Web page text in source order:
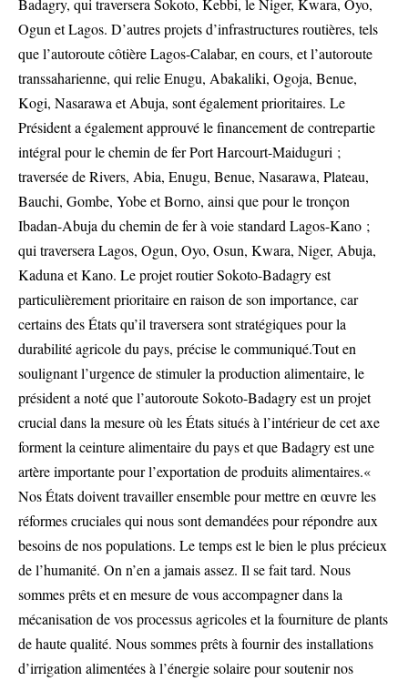
Ogun et Lagos. D’autres projets d’infrastructures routières, tels
que l’autoroute côtière Lagos-Calabar, en cours, et l’autoroute
transsaharienne, qui relie Enugu, Abakaliki, Ogoja, Benue,
Kogi, Nasarawa et Abuja, sont également prioritaires. Le
Président a également approuvé le financement de contrepartie
intégral pour le chemin de fer Port Harcourt-Maiduguri ;
traversée de Rivers, Abia, Enugu, Benue, Nasarawa, Plateau,
Bauchi, Gombe, Yobe et Borno, ainsi que pour le tronçon
Ibadan-Abuja du chemin de fer à voie standard Lagos-Kano ;
qui traversera Lagos, Ogun, Oyo, Osun, Kwara, Niger, Abuja,
Kaduna et Kano. Le projet routier Sokoto-Badagry est
particulièrement prioritaire en raison de son importance, car
certains des États qu’il traversera sont stratégiques pour la
durabilité agricole du pays, précise le communiqué.Tout en
soulignant l’urgence de stimuler la production alimentaire, le
président a noté que l’autoroute Sokoto-Badagry est un projet
crucial dans la mesure où les États situés à l’intérieur de cet axe
forment la ceinture alimentaire du pays et que Badagry est une
artère importante pour l’exportation de produits alimentaires.«
Nos États doivent travailler ensemble pour mettre en œuvre les
réformes cruciales qui nous sont demandées pour répondre aux
besoins de nos populations. Le temps est le bien le plus précieux
de l’humanité. On n’en a jamais assez. Il se fait tard. Nous
sommes prêts et en mesure de vous accompagner dans la
mécanisation de vos processus agricoles et la fourniture de plants
de haute qualité. Nous sommes prêts à fournir des installations
d’irrigation alimentées à l’énergie solaire pour soutenir nos